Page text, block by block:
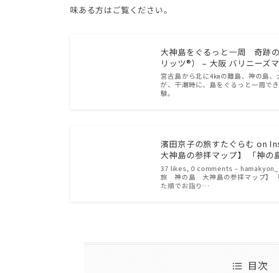
味ある方はご覧ください。
大神島をぐるっと一周 奇跡
リッツ®） – 大阪 バリニーズ
宮古島から北に4㎞の離島、神の島
が、干潮時に、島をぐるっと一周で
験。
濱田京子の旅すたぐらむ on
大神島の参拝マップ】 「神の
37 likes, 0 comments –
旅 神の島 大神島の参拝マップ】
た順でお詣り…
目次